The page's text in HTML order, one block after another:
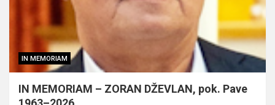
IN MEMORIAM
IN MEMORIAM – ZORAN DŽEVLAN, pok. Pave